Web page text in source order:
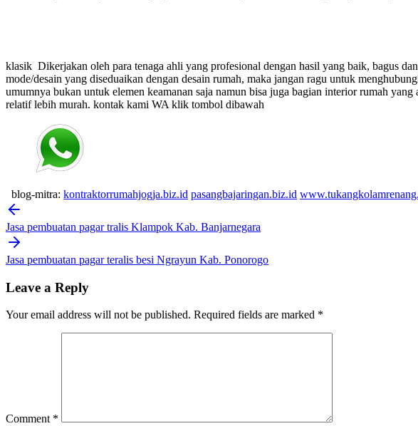
klasik Dikerjakan oleh para tenaga ahli yang profesional dengan hasil yang baik, bagus
mode/desain yang diseduaikan dengan desain rumah, maka jangan ragu untuk
umumnya bukan untuk elemen keamanan saja namun bisa juga bagian interior rumah
relatif lebih murah. kontak kami WA klik tombol dibawah
blog-mitra: kontraktorrumahjogja.biz.id pasangbajaringan.biz.id
Post
navigation
Jasa pembuatan pagar tralis Klampok Kab. Banjarnegara
Jasa pembuatan pagar teralis besi Ngrayun Kab. Ponorogo
Leave a Reply
Your email address will not be published. Required fields are marked *
Comment *